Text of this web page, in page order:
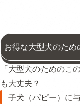
お得な大型犬のた
「大型犬のためのこ
も大丈夫？
子犬（パピー）に